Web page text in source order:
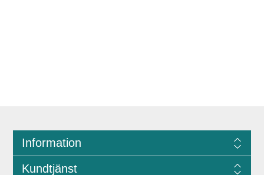
Information
Kundtjänst